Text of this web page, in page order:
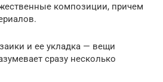
композиции, причем
и ее укладка — вещи
сразу несколько